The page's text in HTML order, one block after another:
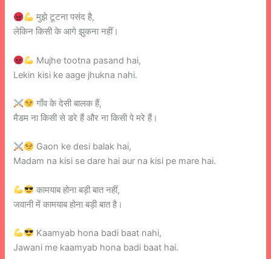
मुझे टूटना पसंद है,
लेकिन किसी के आगे झुकना नहीं।
Mujhe tootna pasand hai,
Lekin kisi ke aage jhukna nahi.
गाँव के देसी बालक हैं,
मैडम ना किसी से डरे हैं और ना किसी पे मरे हैं।
Gaon ke desi balak hai,
Madam na kisi se dare hai aur na kisi pe mare hai.
कामयाब होना बड़ी बात नहीं,
जवानी में कामयाब होना बड़ी बात है।
Kaamyab hona badi baat nahi,
Jawani me kaamyab hona badi baat hai.